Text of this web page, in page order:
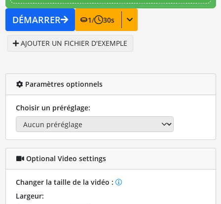
DÉMARRER 1/ 30s
AJOUTER UN FICHIER D'EXEMPLE
Paramètres optionnels
Choisir un préréglage:
Optional Video settings
Changer la taille de la vidéo :
Largeur: